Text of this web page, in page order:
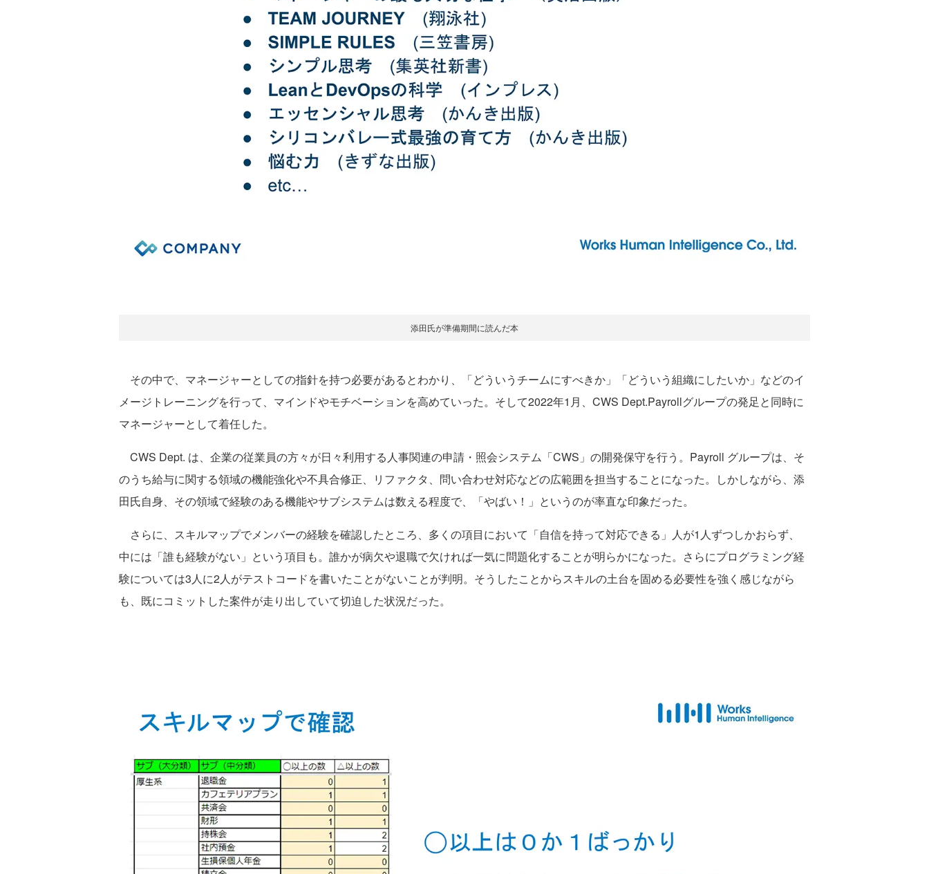
添田氏が準備期間に読んだ本
その中で、マネージャーとしての指針を持つ必要があるとわかり、「どういうチームにすべきか」「どういう組織にしたいか」などのイ
メージトレーニングを行って、マインドやモチベーションを高めていった。そして2022年1月、CWS Dept.Payrollグループの発足と同時に
マネージャーとして着任した。
CWS Dept. は、企業の従業員の方々が日々利用する人事関連の申請・照会システム「CWS」の開発保守を行う。Payroll グループは、そ
のうち給与に関する領域の機能強化や不具合修正、リファクタ、問い合わせ対応などの広範囲を担当することになった。しかしながら、添
田氏自身、その領域で経験のある機能やサブシステムは数える程度で、「やばい！」というのが率直な印象だった。
さらに、スキルマップでメンバーの経験を確認したところ、多くの項目において「自信を持って対応できる」人が1人ずつしかおらず、
中には「誰も経験がない」という項目も。誰かが病欠や退職で欠ければ一気に問題化することが明らかになった。さらにプログラミング経
験については3人に2人がテストコードを書いたことがないことが判明。そうしたことからスキルの土台を固める必要性を強く感じながら
も、既にコミットした案件が走り出していて切迫した状況だった。